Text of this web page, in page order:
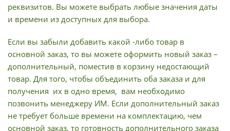
реквизитов. Вы можете выбрать любые значения даты
и времени из доступных для выбора.
Если вы забыли добавить какой -либо товар в
основной заказ, то вы можете оформить новый заказ –
дополнительный, поместив в корзину недостающий
товар. Для того, чтобы объединить оба заказа и для
получения их в одно время, вам необходимо
позвонить менеджеру ИМ. Если дополнительный заказ
не требует больше времени на комплектацию, чем
основной заказ, то готовность дополнительного заказа